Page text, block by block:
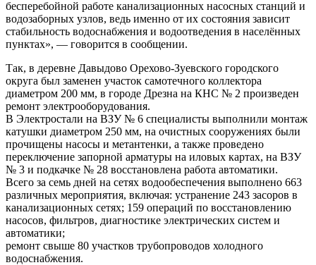
бесперебойной работе канализационных насосных станций и
водозаборных узлов, ведь именно от их состояния зависит
стабильность водоснабжения и водоотведения в населённых
пунктах», — говорится в сообщении.
Так, в деревне Давыдово Орехово-Зуевского городского
округа был заменен участок самотечного коллектора
диаметром 200 мм, в городе Дрезна на КНС № 2 произведен
ремонт электрооборудования.
В Электростали на ВЗУ № 6 специалисты выполнили монтаж
катушки диаметром 250 мм, на очистных сооружениях были
прочищены насосы и метантенки, а также проведено
переключение запорной арматуры на иловых картах, на ВЗУ
№ 3 и подкачке № 28 восстановлена работа автоматики.
Всего за семь дней на сетях водообеспечения выполнено 663
различных мероприятия, включая: устранение 243 засоров в
канализационных сетях; 159 операций по восстановлению
насосов, фильтров, диагностике электрических систем и
автоматики;
ремонт свыше 80 участков трубопроводов холодного
водоснабжения.